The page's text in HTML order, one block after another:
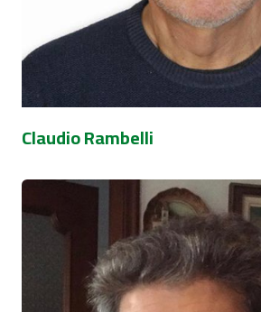
Claudio Rambelli